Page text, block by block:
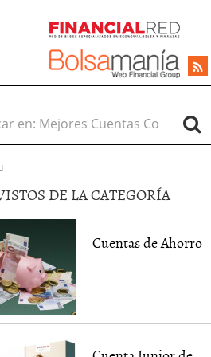
en:
DE LA CATEGORÍA
Cuentas de Ahorro